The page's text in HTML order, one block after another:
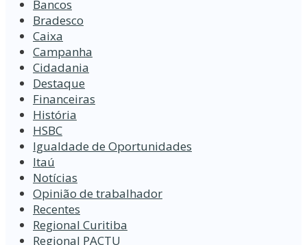
Bancos
Bradesco
Caixa
Campanha
Cidadania
Destaque
Financeiras
História
HSBC
Igualdade de Oportunidades
Itaú
Notícias
Opinião de trabalhador
Recentes
Regional Curitiba
Regional PACTU